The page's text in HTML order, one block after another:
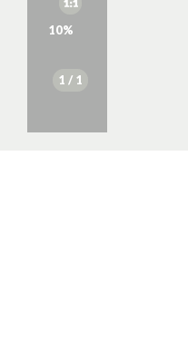
10%
1 / 1